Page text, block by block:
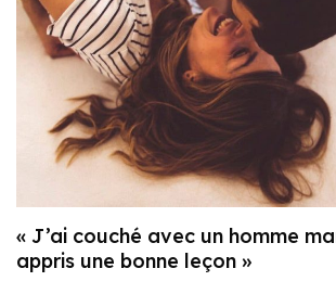
« J’ai couché avec un homme
appris une bonne leçon »